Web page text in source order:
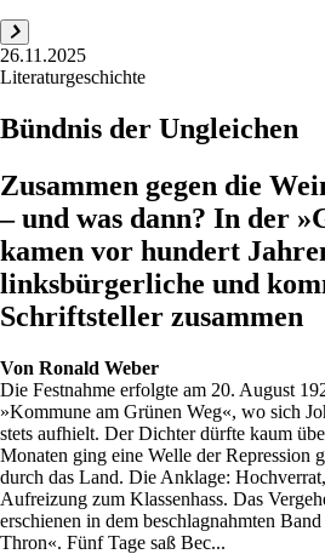
26.11.2025
Literaturgeschichte
Bündnis der Ungleichen
Zusammen gegen die
– und was dann? In der
kamen vor hundert
linksbürgerliche und
Schriftsteller zusammen
Von Ronald Weber
Die Festnahme erfolgte am 20. August
»Kommune am Grünen Weg«, wo sich
stets aufhielt. Der Dichter dürfte kaum
Monaten ging eine Welle der Repression
durch das Land. Die Anklage:
Aufreizung zum Klassenhass. Das
erschienen in dem beschlagnahmten
Thron«. Fünf Tage saß Bec...